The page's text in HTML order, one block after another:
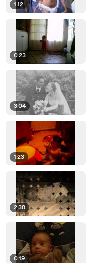
1:12
0:23
3:04
1:23
2:38
0:19